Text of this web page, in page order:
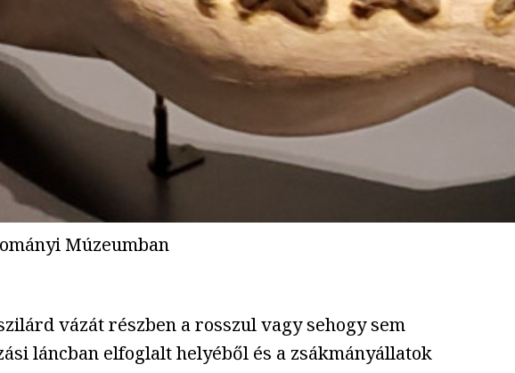
Múzeumban
vázát részben a rosszul vagy sehogy sem
láncban elfoglalt helyéből és a zsákmányállatok